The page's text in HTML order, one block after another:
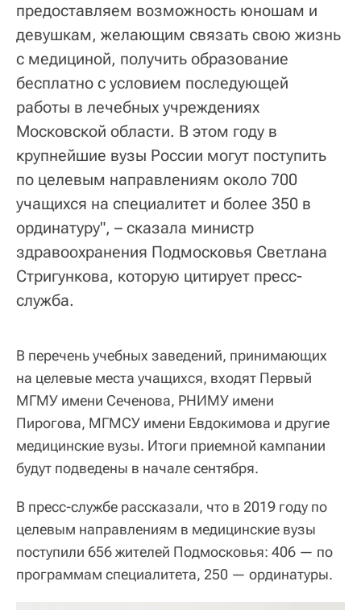
предоставляем возможность юношам и
девушкам, желающим связать свою жизнь
с медициной, получить образование
бесплатно с условием последующей
работы в лечебных учреждениях
Московской области. В этом году в
крупнейшие вузы России могут поступить
по целевым направлениям около 700
учащихся на специалитет и более 350 в
ординатуру", – сказала министр
здравоохранения Подмосковья Светлана
Стригункова, которую цитирует пресс-
служба.
В перечень учебных заведений, принимающих
на целевые места учащихся, входят Первый
МГМУ имени Сеченова, РНИМУ имени
Пирогова, МГМСУ имени Евдокимова и другие
медицинские вузы. Итоги приемной кампании
будут подведены в начале сентября.
В пресс-службе рассказали, что в 2019 году по
целевым направлениям в медицинские вузы
поступили 656 жителей Подмосковья: 406 — по
программам специалитета, 250 — ординатуры.